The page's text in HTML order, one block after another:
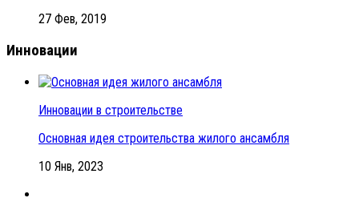
27 Фев, 2019
Инновации
Инновации в строительстве
Основная идея строительства жилого ансамбля
10 Янв, 2023